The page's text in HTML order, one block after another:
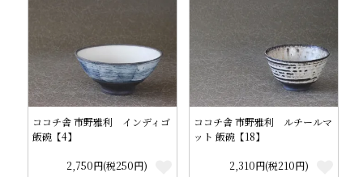
ココチ舎 市野雅利 インディゴ
飯碗【4】
2,750円(税250円)
ココチ舎 市野雅利 ルチールマ
ット 飯碗【18】
2,310円(税210円)